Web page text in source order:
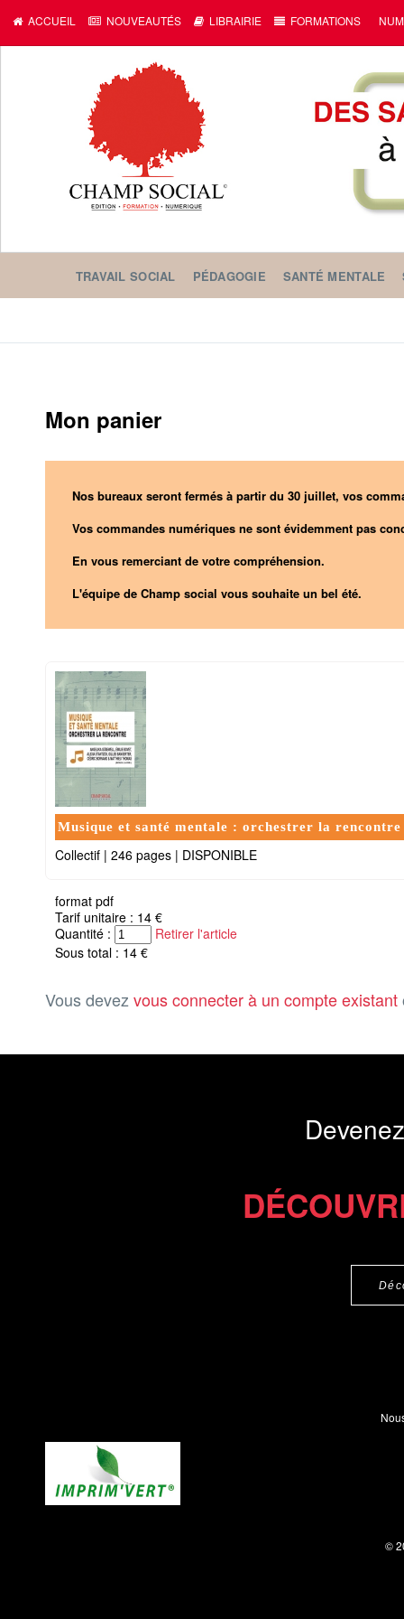
ACCUEIL NOUVEAUTÉS LIBRAIRIE FORMATIONS
TRAVAIL SOCIAL PÉDAGOGIE SANTÉ MENTALE
Mon panier
Nos bureaux seront fermés à partir du 30 juillet, vos
Vos commandes numériques ne sont évidemment pas
En vous remerciant de votre compréhension.
L'équipe de Champ social vous souhaite un bel été.
Musique et santé mentale : orchestrer la rencontre
Collectif | 246 pages | DISPONIBLE
format pdf
Tarif unitaire : 14 €
Quantité :
Retirer l'article
Sous total : 14 €
Vous devez vous connecter à un compte existant
©